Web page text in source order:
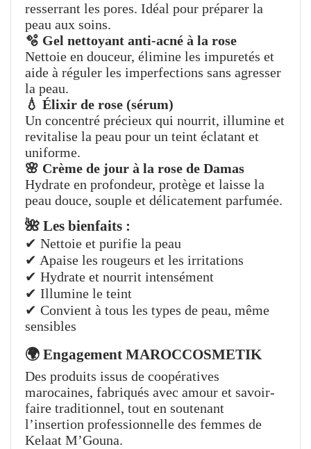
resserrant les pores. Idéal pour préparer la
peau aux soins.
🫧 Gel nettoyant anti-acné à la rose
Nettoie en douceur, élimine les impuretés et
aide à réguler les imperfections sans agresser
la peau.
💧 Élixir de rose (sérum)
Un concentré précieux qui nourrit, illumine et
revitalise la peau pour un teint éclatant et
uniforme.
🌸 Crème de jour à la rose de Damas
Hydrate en profondeur, protège et laisse la
peau douce, souple et délicatement parfumée.
🌺 Les bienfaits :
✔ Nettoie et purifie la peau
✔ Apaise les rougeurs et les irritations
✔ Hydrate et nourrit intensément
✔ Illumine le teint
✔ Convient à tous les types de peau, même
sensibles
🌍 Engagement MAROCCOSMETIK
Des produits issus de coopératives
marocaines, fabriqués avec amour et savoir-
faire traditionnel, tout en soutenant
l’insertion professionnelle des femmes de
Kelaat M’Gouna.